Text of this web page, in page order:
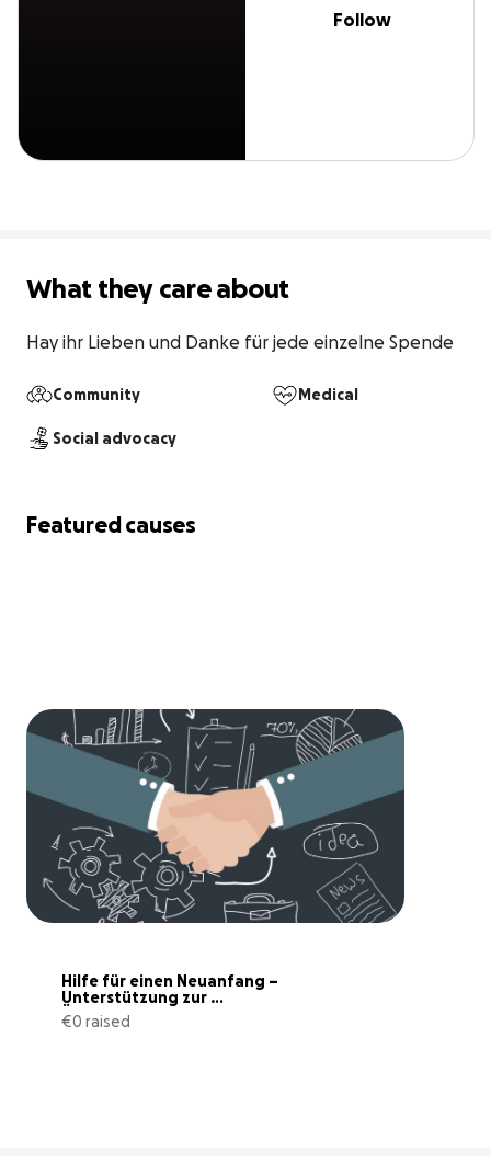
Follow
What they care about
Hay ihr Lieben und Danke für jede einzelne Spende
Community Medical
Social advocacy
Featured causes
Hilfe für einen Neuanfang –
Unterstützung zur
Übernahme eine
€0 raised